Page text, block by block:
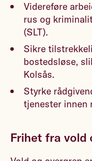
Videreføre
rus og
(SLT).
Sikre
bostedsløse,
Kolsås.
Styrke
tjenester innen
Frihet fra vold